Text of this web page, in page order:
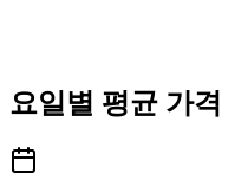
요일별 평균 가격